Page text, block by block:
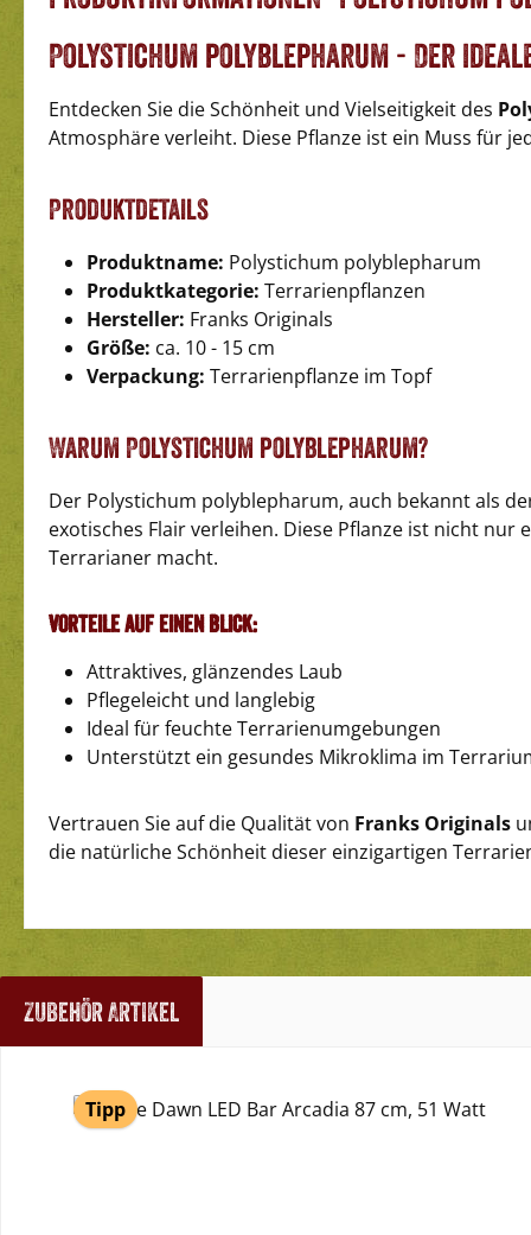
Polystichum polyblepharum - Der
Entdecken Sie die Schönheit und Vielseitigkeit des
Atmosphäre verleiht. Diese Pflanze ist ein Muss für
Produktdetails
Produktname: Polystichum polyblepharum
Produktkategorie: Terrarienpflanzen
Hersteller: Franks Originals
Größe: ca. 10 - 15 cm
Verpackung: Terrarienpflanze im Topf
Warum Polystichum polyblepharum?
Der Polystichum polyblepharum, auch bekannt als
exotisches Flair verleihen. Diese Pflanze ist nicht
Terrarianer macht.
Vorteile auf einen Blick:
Attraktives, glänzendes Laub
Pflegeleicht und langlebig
Ideal für feuchte Terrarienumgebungen
Unterstützt ein gesundes Mikroklima im
Vertrauen Sie auf die Qualität von Franks Originals
die natürliche Schönheit dieser einzigartigen
Zubehör Artikel
Produktgalerie überspringen
Tipp